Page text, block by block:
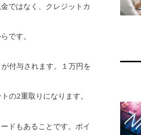
ではなく、クレジットカ
です。
付与されます。１万円を
の2重取りになります。
ドもあることです。ポイ